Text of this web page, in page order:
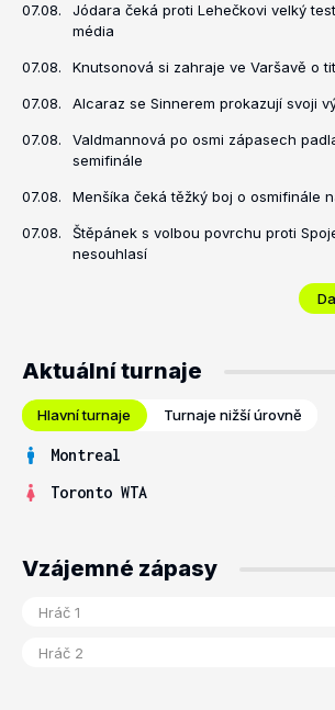
07.08.
Jódara čeká proti Lehečkovi velký
média
07.08. Knutsonová si zahraje ve Varšavě o
07.08. Alcaraz se Sinnerem prokazují svoji
07.08.
Valdmannová po osmi zápasech
semifinále
07.08. Menšíka čeká těžký boj o osmifinále
07.08.
Štěpánek s volbou povrchu proti
nesouhlasí
Aktuální turnaje
Hlavní turnaje Turnaje nižší úrovně
Montreal
Toronto WTA
Vzájemné zápasy